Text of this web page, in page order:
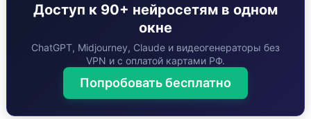
Доступ к 90+ нейросетям в одном
окне
ChatGPT, Midjourney, Claude и видеогенераторы без
VPN и с оплатой картами РФ.
Попробовать бесплатно